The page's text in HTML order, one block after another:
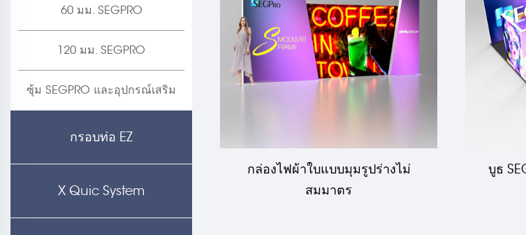
60 มม. SEGPRO
120 มม. SEGPRO
ซุ้ม SEGPRO และอุปกรณ์เสริม
กรอบท่อ EZ
X Quic System
กล่องไฟผ้าใบแบบมุมรูปร่างไม่
สมมาตร
บูธ